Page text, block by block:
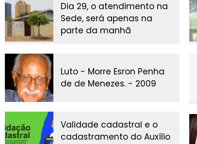
Dia 29, o atendimento na
Sede, será apenas na
parte da manhã
Luto - Morre Esron Penha
de de Menezes. - 2009
Validade cadastral e o
cadastramento do Auxílio